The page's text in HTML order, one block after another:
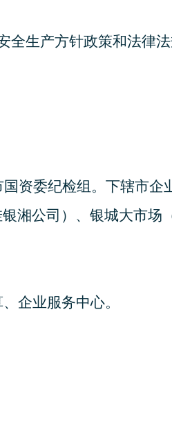
全生产方针政策和法律
资委纪检组。下辖市企
湘公司）、银城大市场
企业服务中心。